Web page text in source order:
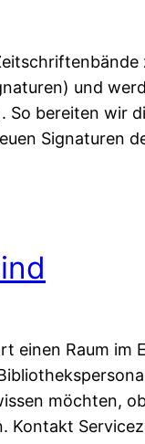
und
So bereiten wir
Signaturen
einen Raum im
möchten,
Kontakt